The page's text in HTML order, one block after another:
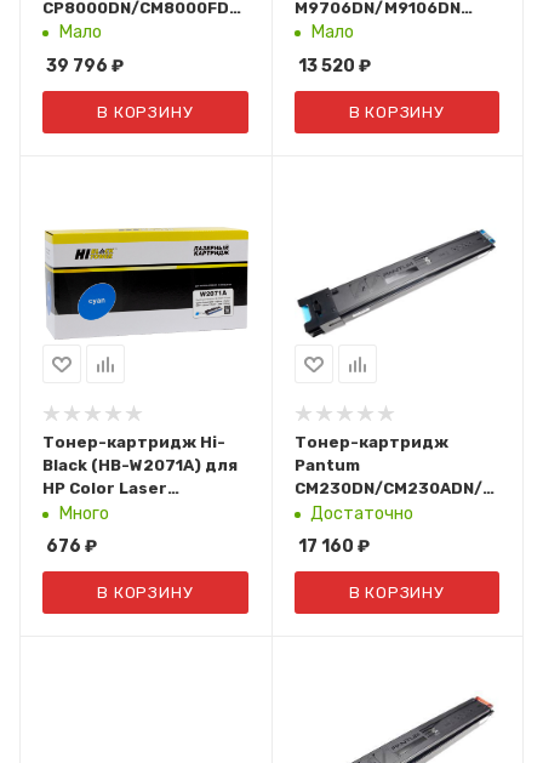
CP8000DN/CM8000FDN
(22К. Magenta) CTL-
Мало
39 796 ₽
В КОРЗИНУ
M9706DN/M9106DN
(18,5К.) TO-910HK
Мало
13 520 ₽
В КОРЗИНУ
Тонер-картридж Hi-
Black (HB-W2071A) для
HP Color Laser
150a/150nw/178nw/179fnw,
№117A, C, 0,7K
Много
676 ₽
В КОРЗИНУ
Тонер-картридж
Pantum
CM230DN/CM230ADN/
(12К. Cyan) CTL-2300HC
Достаточно
17 160 ₽
В КОРЗИНУ